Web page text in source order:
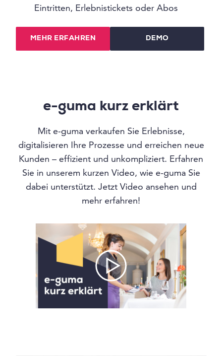
Eintritten, Erlebnistickets oder Abos
MEHR ERFAHREN DEMO
e-guma kurz erklärt
Mit e-guma verkaufen Sie Erlebnisse,
digitalisieren Ihre Prozesse und erreichen neue
Kunden – effizient und unkompliziert. Erfahren
Sie in unserem kurzen Video, wie e-guma Sie
dabei unterstützt. Jetzt Video ansehen und
mehr erfahren!